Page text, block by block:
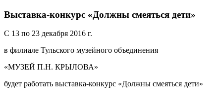
Выставка-конкурс «Должны смеяться дети»
С 13 по 23 декабря 2016 г.
в филиале Тульского музейного объединения
«МУЗЕЙ П.Н. КРЫЛОВА»
будет работать выставка-конкурс «Должны смеяться дети»